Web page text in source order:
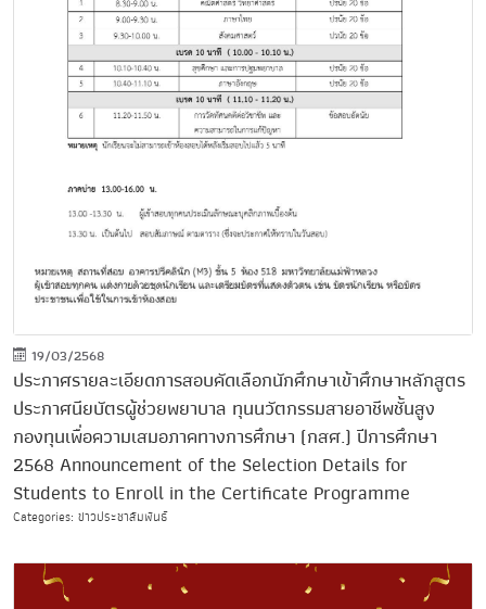
19/03/2568
ประกาศรายละเอียดการสอบคัดเลือกนักศึกษาเข้าศึกษาหลักสูตร
ประกาศนียบัตรผู้ช่วยพยาบาล ทุนนวัตกรรมสายอาชีพชั้นสูง
กองทุนเพื่อความเสมอภาคทางการศึกษา (กสศ.) ปีการศึกษา
2568 Announcement of the Selection Details for
Students to Enroll in the Certificate Programme
Categories: ข่าวประชาสัมพันธ์